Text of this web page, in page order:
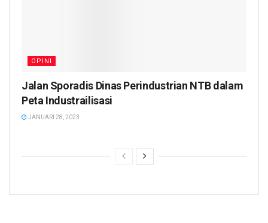
OPINI
Jalan Sporadis Dinas Perindustrian NTB dalam
Peta Industrailisasi
JANUARI 28, 2023